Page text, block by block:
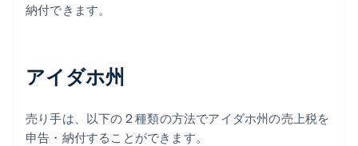
納付できます。
アイダホ州
売り手は、以下の 2 種類の方法でアイダホ州の売上税を
申告・納付することができます。